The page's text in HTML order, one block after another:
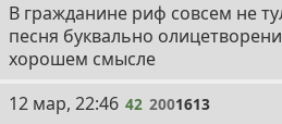
В гражданине риф совсем не
песня буквально
хорошем смысле
42
12 мар, 22:46 42 2001613